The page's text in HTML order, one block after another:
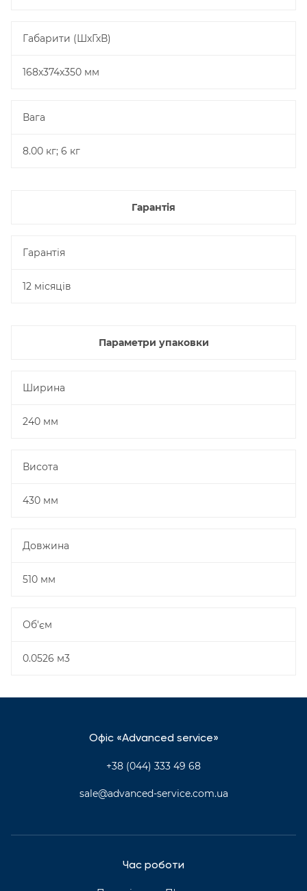
Габарити (ШхГхВ)
168х374х350 мм
Вага
8.00 кг; 6 кг
Гарантія
Гарантія
12 місяців
Параметри упаковки
Ширина
240 мм
Висота
430 мм
Довжина
510 мм
Об'єм
0.0526 м3
Офіс «Advanced service»
+38 (044) 333 49 68
sale@advanced-service.com.ua
Час роботи